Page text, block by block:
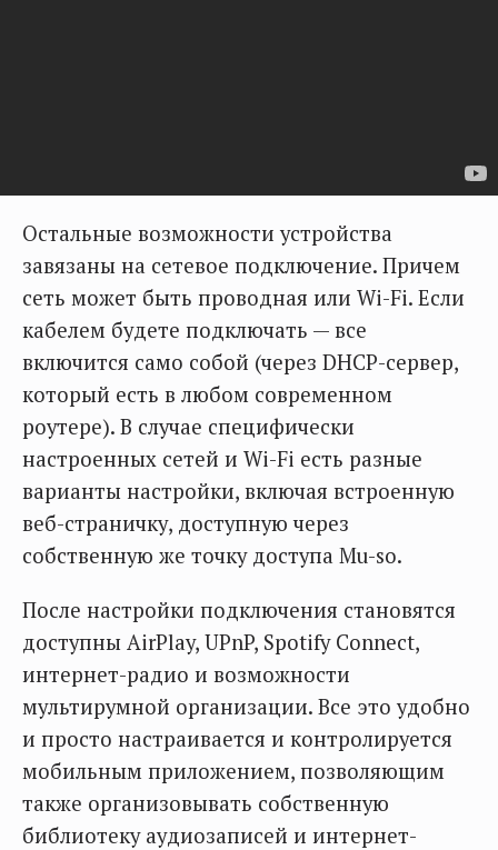
Остальные возможности устройства
завязаны на сетевое подключение. Причем
сеть может быть проводная или Wi-Fi. Если
кабелем будете подключать — все
включится само собой (через DHCP-сервер,
который есть в любом современном
роутере). В случае специфически
настроенных сетей и Wi-Fi есть разные
варианты настройки, включая встроенную
веб-страничку, доступную через
собственную же точку доступа Mu-so.
После настройки подключения становятся
доступны AirPlay, UPnP, Spotify Connect,
интернет-радио и возможности
мультирумной организации. Все это удобно
и просто настраивается и контролируется
мобильным приложением, позволяющим
также организовывать собственную
библиотеку аудиозаписей и интернет-